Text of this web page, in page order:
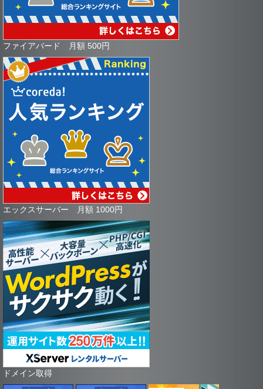
ファイアバード 月額 500円
エックスサーバー 月額 1000円
ドメイン取得